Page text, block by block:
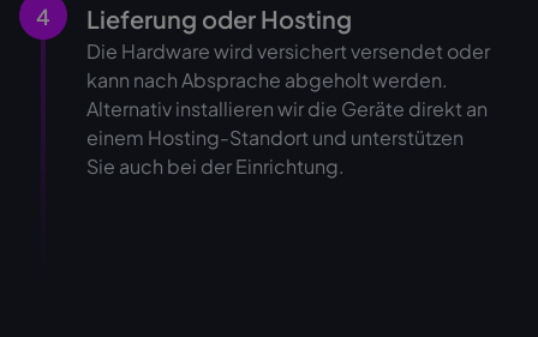
4 Lieferung oder Hosting
Die Hardware wird versichert versendet oder
kann nach Absprache abgeholt werden.
Alternativ installieren wir die Geräte direkt an
einem Hosting-Standort und unterstützen
Sie auch bei der Einrichtung.